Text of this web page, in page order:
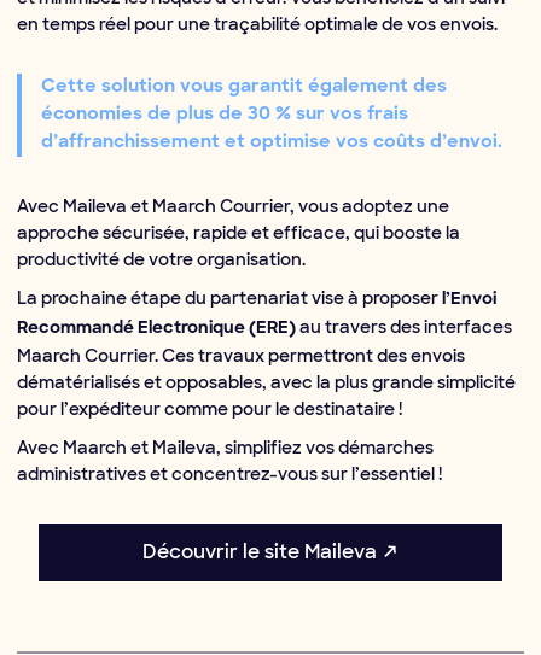
en temps réel pour une traçabilité optimale de vos envois.
Cette solution vous garantit également des
économies de plus de 30 % sur vos frais
d’affranchissement et optimise vos coûts d’envoi.
Avec Maileva et Maarch Courrier, vous adoptez une
approche sécurisée, rapide et efficace, qui booste la
productivité de votre organisation.
La prochaine étape du partenariat vise à proposer l’Envoi
Recommandé Electronique (ERE) au travers des interfaces
Maarch Courrier. Ces travaux permettront des envois
dématérialisés et opposables, avec la plus grande simplicité
pour l’expéditeur comme pour le destinataire !
Avec Maarch et Maileva, simplifiez vos démarches
administratives et concentrez-vous sur l’essentiel !
Découvrir le site Maileva ↗